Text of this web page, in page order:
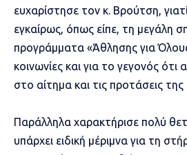
ευχαρίστησε τον κ. Βρούτση,
εγκαίρως, όπως είπε, τη μεγάλη
προγράμματα «Άθλησης για
κοινωνίες και για το γεγονός
στο αίτημα και τις προτάσεις
Παράλληλα χαρακτήρισε πολύ
υπάρχει ειδική μέριμνα για τη